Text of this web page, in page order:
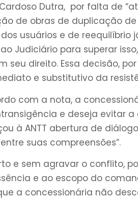
Dutra, por falta de
de obras de duplicação
usuários e de reequilíbrio
Judiciário para superar
seu direito. Essa decisão,
e substitutivo da
com a nota, a
e deseja evitar
à ANTT abertura de
suas compreensões”.
e sem agravar o conflito,
e ao escopo do
a concessionária não